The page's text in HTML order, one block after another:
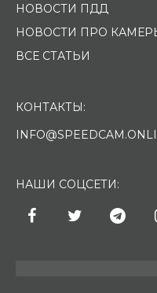
НОВОСТИ ПДД
НОВОСТИ ПРО
ВСЕ СТАТЬИ
КОНТАКТЫ:
НАШИ СОЦСЕТИ: